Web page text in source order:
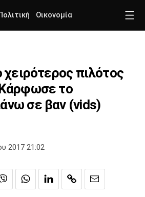
Οικονομία
χειρότερος πιλότος
το
σε βαν (vids)
2017 21:02